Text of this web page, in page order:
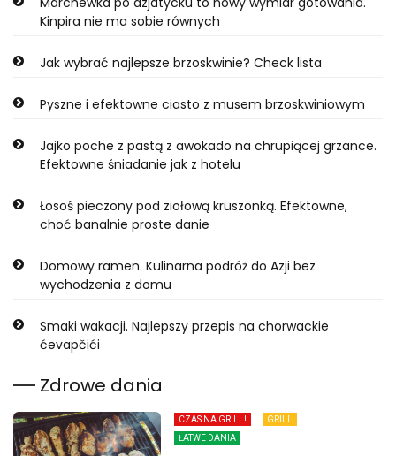
Kinpira nie ma sobie równych
Jak wybrać najlepsze brzoskwinie? Check lista
Pyszne i efektowne ciasto z musem brzoskwiniowym
Jajko poche z pastą z awokado na chrupiącej grzance.
Efektowne śniadanie jak z hotelu
Łosoś pieczony pod ziołową kruszonką. Efektowne,
choć banalnie proste danie
Domowy ramen. Kulinarna podróż do Azji bez
wychodzenia z domu
Smaki wakacji. Najlepszy przepis na chorwackie
ćevapčići
Zdrowe dania
CZAS NA GRILL!
GRILL
ŁATWE DANIA